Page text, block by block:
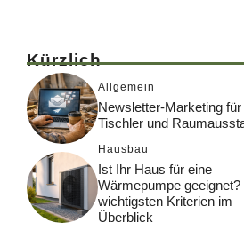
Kürzlich
Allgemein
Newsletter-Marketing für
Tischler und
Hausbau
Ist Ihr Haus für eine
Wärmepumpe geeignet?
wichtigsten Kriterien im
Überblick